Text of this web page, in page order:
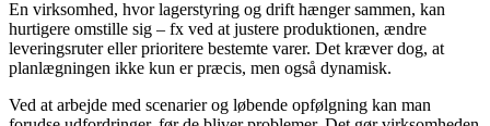
En virksomhed, hvor lagerstyring og drift hænger sammen, kan
hurtigere omstille sig – fx ved at justere produktionen, ændre
leveringsruter eller prioritere bestemte varer. Det kræver dog, at
planlægningen ikke kun er præcis, men også dynamisk.
Ved at arbejde med scenarier og løbende opfølgning kan man